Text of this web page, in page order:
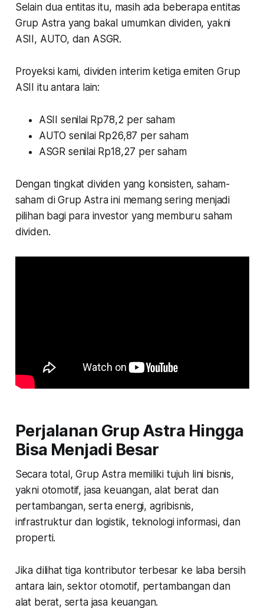
Selain dua entitas itu, masih ada beberapa entitas
Grup Astra yang bakal umumkan dividen, yakni
ASII, AUTO, dan ASGR.
Proyeksi kami, dividen interim ketiga emiten Grup
ASII itu antara lain:
ASII senilai Rp78,2 per saham
AUTO senilai Rp26,87 per saham
ASGR senilai Rp18,27 per saham
Dengan tingkat dividen yang konsisten, saham-
saham di Grup Astra ini memang sering menjadi
pilihan bagi para investor yang memburu saham
dividen.
Perjalanan Grup Astra Hingga
Bisa Menjadi Besar
Secara total, Grup Astra memiliki tujuh lini bisnis,
yakni otomotif, jasa keuangan, alat berat dan
pertambangan, serta energi, agribisnis,
infrastruktur dan logistik, teknologi informasi, dan
properti.
Jika dilihat tiga kontributor terbesar ke laba bersih
antara lain, sektor otomotif, pertambangan dan
alat berat, serta jasa keuangan.